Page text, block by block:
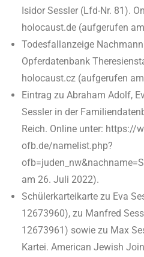
Isidor Sessler (Lfd-Nr. 81).
holocaust.de (aufgerufen
Todesfallanzeige
Opferdatenbank
holocaust.cz (aufgerufen
Eintrag zu Abraham Adolf,
Sessler in der
Reich. Online unter: https://
ofb.de/namelist.php?
am 26. Juli 2022).
Schülerkarteikarte zu Eva
12673960), zu Manfred
12673961) sowie zu Max
Kartei. American Jewish